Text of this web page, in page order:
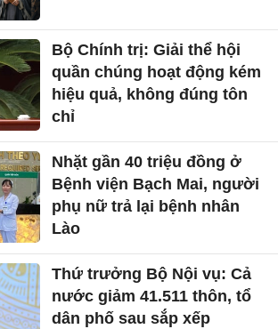
Bộ Chính trị: Giải thể hội
quần chúng hoạt động kém
hiệu quả, không đúng tôn
chỉ
Nhặt gần 40 triệu đồng ở
Bệnh viện Bạch Mai, người
phụ nữ trả lại bệnh nhân
Lào
Thứ trưởng Bộ Nội vụ: Cả
nước giảm 41.511 thôn, tổ
dân phố sau sắp xếp